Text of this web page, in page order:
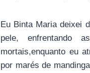
Eu Binta Maria deixei
pele, enfrentando
mortais,enquanto eu
por marés de